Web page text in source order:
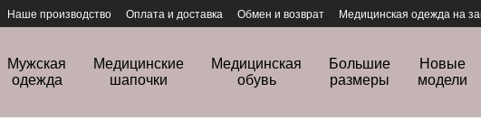
Наше производство Оплата и доставка Обмен и возврат Медицинская одежда на
Мужская
одежда
Медицинские
шапочки
Медицинская
обувь
Большие
размеры
Новые
модели